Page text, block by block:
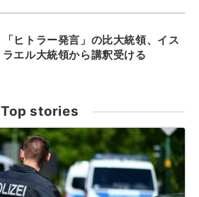
「ヒトラー発言」の比大統領、イス
ラエル大統領から講釈受ける
Top stories